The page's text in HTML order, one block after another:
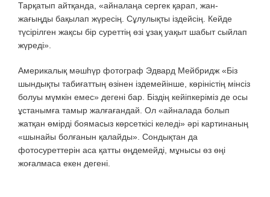
Тарқатып айтқанда, «айналаңа сергек қарап, жан-
жағыңды бақылап жүресің. Сұлулықты іздейсің. Кейде
түсірілген жақсы бір суреттің өзі ұзақ уақыт шабыт сыйлап
жүреді».
Америкалық мәшһүр фотограф Эдвард Мейбридж «Біз
шындықты табиғаттың өзінен іздемейінше, көріністің мінсіз
болуы мүмкін емес» дегені бар. Біздің кейіпкеріміз де осы
ұстанымға тамыр жалғағандай. Ол «айналада болып
жатқан өмірді боямасыз көрсеткісі келеді» әрі картинаның
«шынайы болғанын қалайды». Сондықтан да
фотосуреттерін аса қатты өңдемейді, мұнысы өз өңі
жоғалмаса екен дегені.